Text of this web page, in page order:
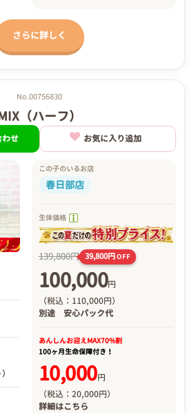
さらに詳しく
No.00756830
（ハーフ）
わせ お気に入り追加
この子のいるお店
春日部店
生体価格
139,800円 39,800円OFF
100,000円
（税込：110,000円）
別途 安心パック代
あんしんお迎えMAX70%割
100ヶ月生命保障付き！
10,000円
（税込：20,000円）
詳細はこちら